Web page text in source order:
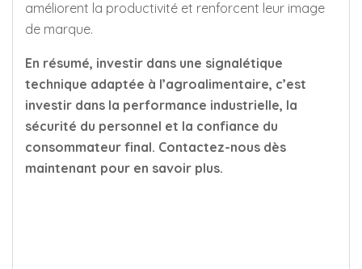
améliorent la productivité et renforcent leur image
de marque.
En résumé, investir dans une signalétique
technique adaptée à l’agroalimentaire, c’est
investir dans la performance industrielle, la
sécurité du personnel et la confiance du
consommateur final. Contactez-nous dès
maintenant pour en savoir plus.